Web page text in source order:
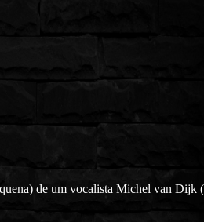
de um vocalista Michel van Dijk